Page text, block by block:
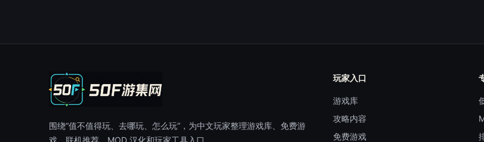
围绕“值不值得玩、去哪玩、怎么玩”，为中文玩家整理游戏库、免费游
玩家入口
游戏库
攻略内容
免费游戏